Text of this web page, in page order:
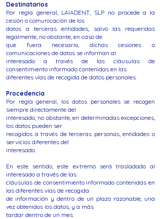
Destinatarios
Por regla general, LAIADENT, SLP no procede a la
cesión o comunicación de los
datos a terceras entidades, salvo las requeridas
legalmente, no obstante, en caso de
que fuera necesario, dichas cesiones o
comunicaciones de datos se informan al
interesado a través de las cláusulas de
consentimiento informado contenidas en las
diferentes vías de recogida de datos personales.
Procedencia
Por regla general, los datos personales se recogen
siempre directamente del
interesado, no obstante, en determinadas excepciones,
los datos pueden ser
recogidos a través de terceras personas, entidades o
servicios diferentes del
interesado.
En este sentido, este extremo será trasladado al
interesado a través de las
cláusulas de consentimiento informado contenidas en
las diferentes vías de recogida
de información y dentro de un plazo razonable, una
vez obtenidos los datos, y a más
tardar dentro de un mes.